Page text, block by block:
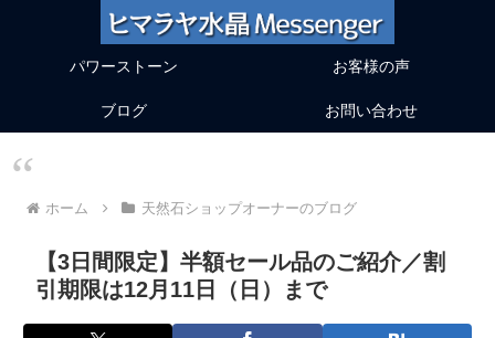
パワーストーン お客様の声
ブログ お問い合わせ
ホーム 天然石ショップオーナーのブログ
【3日間限定】半額セール品のご紹介／割
引期限は12月11日（日）まで